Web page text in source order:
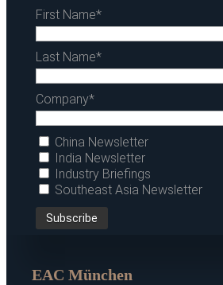
First Name*
Last Name*
Company*
China Newsletter
India Newsletter
Industry Briefings
Southeast Asia Newsletter
EAC München